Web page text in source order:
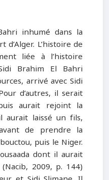
inhumé dans la
L’histoire de
liée à l’histoire
Brahim El Bahri
arrivé avec Sidi
d’autres, il serait
aurait rejoint la
aurait laissé un fils,
de prendre la
puis le Niger.
dont il aurait
2009, p. 144)